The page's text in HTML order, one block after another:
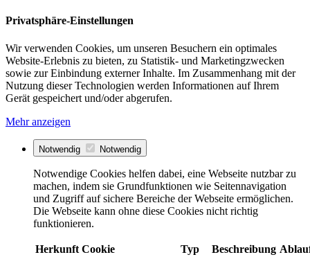
Privatsphäre-Einstellungen
Wir verwenden Cookies, um unseren Besuchern ein optimales
Website-Erlebnis zu bieten, zu Statistik- und Marketingzwecken
sowie zur Einbindung externer Inhalte. Im Zusammenhang mit der
Nutzung dieser Technologien werden Informationen auf Ihrem
Gerät gespeichert und/oder abgerufen.
Mehr anzeigen
Notwendig Notwendig
Notwendige Cookies helfen dabei, eine Webseite nutzbar zu
machen, indem sie Grundfunktionen wie Seitennavigation
und Zugriff auf sichere Bereiche der Webseite ermöglichen.
Die Webseite kann ohne diese Cookies nicht richtig
funktionieren.
Herkunft Cookie Typ Beschreibung